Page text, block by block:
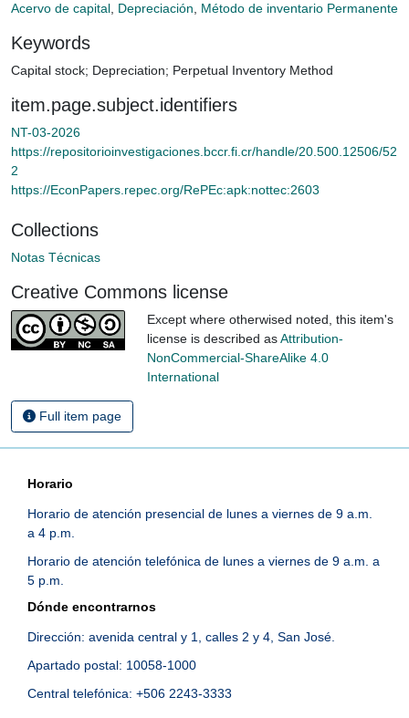
Acervo de capital Depreciación Método de inventario Permanente
Keywords
Capital stock; Depreciation; Perpetual Inventory Method
item.page.subject.identifiers
NT-03-2026
https://repositorioinvestigaciones.bccr.fi.cr/handle/20.500.12506/52
2
https://EconPapers.repec.org/RePEc:apk:nottec:2603
Collections
Notas Técnicas
Creative Commons license
Except where otherwised noted, this item's
license is described asAttribution-
NonCommercial-ShareAlike 4.0
International
Full item page
Horario
Horario de atención presencial de lunes a viernes de 9 a.m.
a 4 p.m.
Horario de atención telefónica de lunes a viernes de 9 a.m. a
5 p.m.
Dónde encontrarnos
Dirección: avenida central y 1, calles 2 y 4, San José.
Apartado postal: 10058-1000
Central telefónica: +506 2243-3333